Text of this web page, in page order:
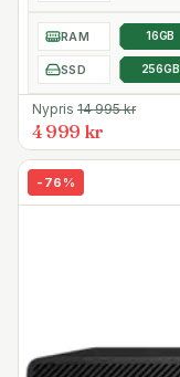
RAM 16GB
SSD 256GB
Nypris 14 995kr
4 999 kr
- 76 %